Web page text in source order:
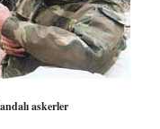
askerler